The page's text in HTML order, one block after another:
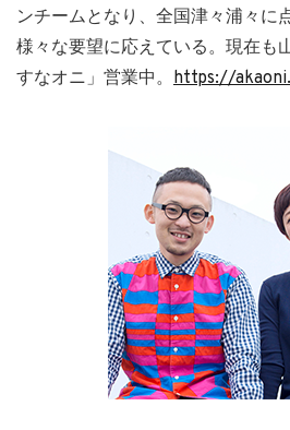
ンチームとなり、全国津々浦々に
様々な要望に応えている。現在も
すなオニ」営業中。 https://